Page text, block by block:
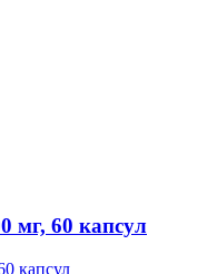
мг, 60 капсул